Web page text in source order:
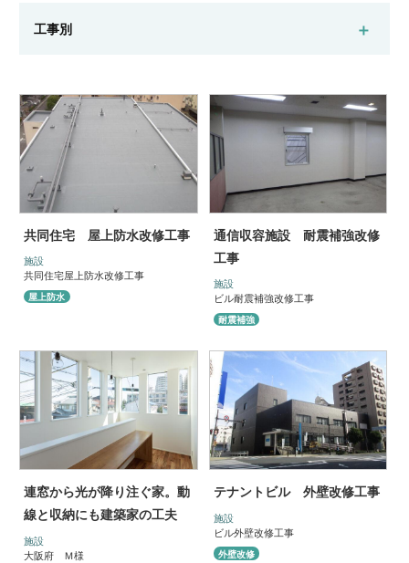
共同住宅 屋上防水改修工事
施設
共同住宅屋上防水改修工事
屋上防水
通信収容施設 耐震補強改修
工事
施設
ビル耐震補強改修工事
耐震補強
連窓から光が降り注ぐ家。動
線と収納にも建築家の工夫
施設
大阪府 Ｍ様
テナントビル 外壁改修工事
施設
ビル外壁改修工事
外壁改修
店舗
工事別
耐震補強
遮熱 システム建築 その他改修工事
検索する